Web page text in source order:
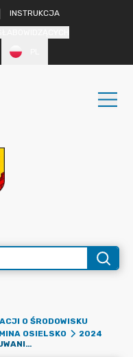
INSTRUKCJA
O ŚRODOWISKU
OSIELSKO
2024
KARTA SIOS NR 26/OS/2024 - USUWANIE DRZEW I KRZEWÓW (WNIOSEK) - DZIAŁKA EWID. NR 400/2, OBRĘB MAKSYMILIANOWO, GMINA OSIELSKO